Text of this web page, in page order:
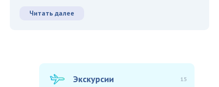
Читать далее
Экскурсии 15